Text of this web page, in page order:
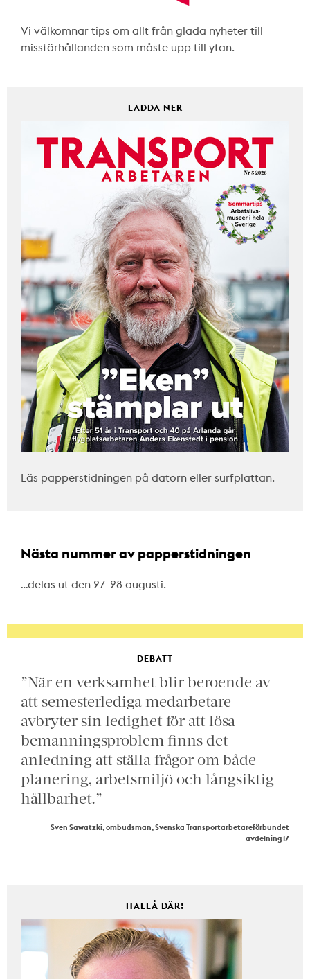
Vi välkomnar tips om allt från glada nyheter till
missförhållanden som måste upp till ytan.
LADDA NER
Läs papperstidningen på datorn eller surfplattan.
Nästa nummer av papperstidningen
…delas ut den 27–28 augusti.
DEBATT
”När en verksamhet blir beroende av
att semesterlediga medarbetare
avbryter sin ledighet för att lösa
bemanningsproblem finns det
anledning att ställa frågor om både
planering, arbetsmiljö och långsiktig
hållbarhet.”
Sven Sawatzki, ombudsman, Svenska Transportarbetareförbundet
avdelning 17
HALLÅ DÄR!